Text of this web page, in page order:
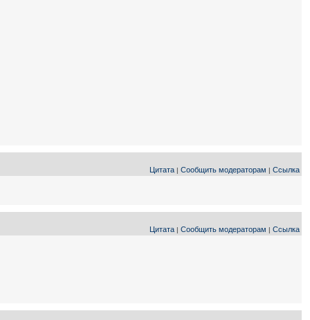
Цитата | Сообщить модераторам | Ссылка
Цитата | Сообщить модераторам | Ссылка